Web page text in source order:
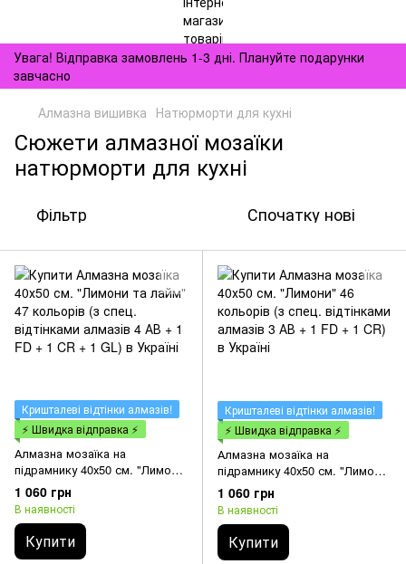
Увага! Відправка замовлень 1-3 дні. Плануйте подарунки
завчасно
Алмазна вишивка Натюрморти для кухні
Сюжети алмазної мозаїки
натюрморти для кухні
Фільтр Спочатку нові
Кришталеві відтінки алмазів!
⚡ Швидка відправка ⚡
Алмазна мозаїка на
підрамнику 40х50 см. "Лимони
та лайм" 47 кольорів (з спец.
відтінками алмазів 4 АВ + 1
FD + 1 CR + 1 GL)
1 060 грн
В наявності
Купити
Кришталеві відтінки алмазів!
⚡ Швидка відправка ⚡
Алмазна мозаїка на
підрамнику 40х50 см. "Лимони"
46 кольорів (з спец.
відтінками алмазів 3 АВ + 1
FD + 1 CR)
1 060 грн
В наявності
Купити